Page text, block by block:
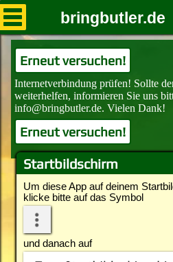
Startbildschirm
Um diese App auf deinem
klicke bitte auf das Symbol
und danach auf
bringbutler.de
Erneut versuchen!
Erneut versuchen!